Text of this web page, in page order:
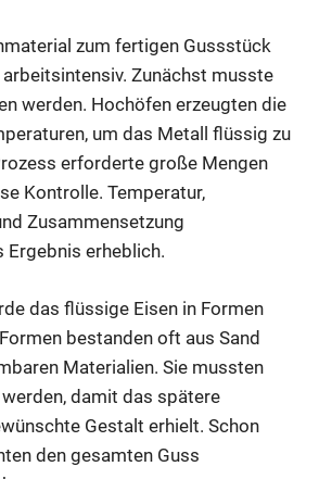
zum fertigen Gussstück
Zunächst musste
werden. Hochöfen erzeugten die
um das Metall flüssig zu
erforderte große Mengen
Kontrolle. Temperatur,
Zusammensetzung
Ergebnis erheblich.
das flüssige Eisen in Formen
bestanden oft aus Sand
Materialien. Sie mussten
damit das spätere
Gestalt erhielt. Schon
den gesamten Guss